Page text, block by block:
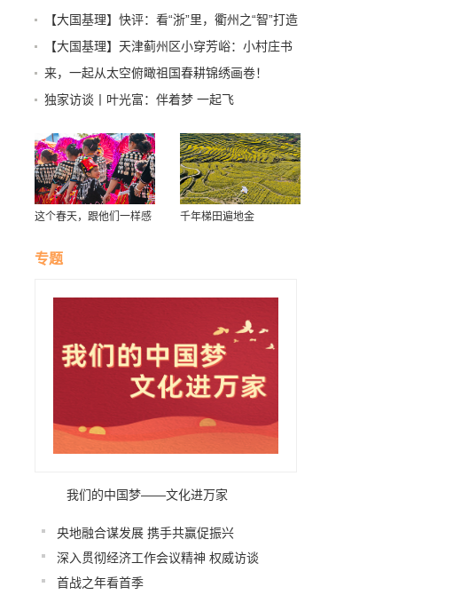
【大国基理】快评：看“浙”里，衢州之“智”打造
基层治理新标杆
【大国基理】天津蓟州区小穿芳峪：小村庄书
写“大文章”
来，一起从太空俯瞰祖国春耕锦绣画卷！
独家访谈丨叶光富：伴着梦 一起飞
这个春天，跟他们一样感
千年梯田遍地金
专题
我们的中国梦——文化进万家
央地融合谋发展 携手共赢促振兴
深入贯彻经济工作会议精神 权威访谈
首战之年看首季